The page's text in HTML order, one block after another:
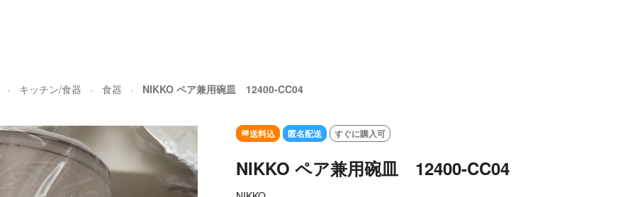
キッチン/食器 食器 NIKKO ペア兼用碗皿 12400-CC04
送料込 匿名配送 すぐに購入可
NIKKO ペア兼用碗皿 12400-CC04